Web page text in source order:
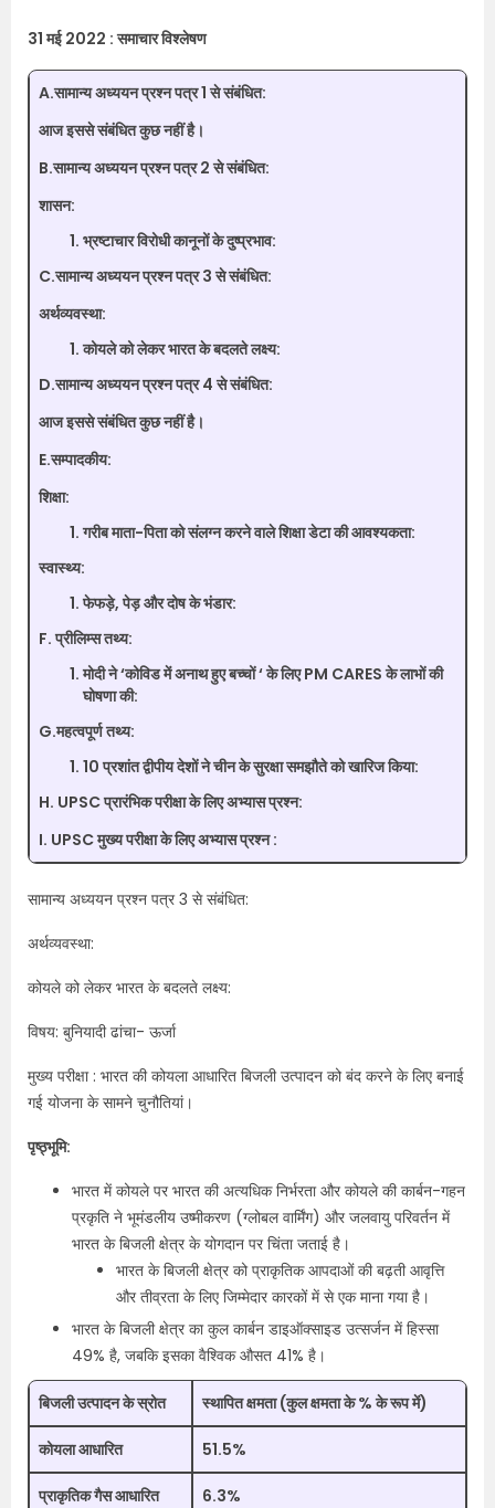
31 मई 2022 : समाचार विश्लेषण
A.सामान्य अध्ययन प्रश्न पत्र 1 से संबंधित:
आज इससे संबंधित कुछ नहीं है।
B.सामान्य अध्ययन प्रश्न पत्र 2 से संबंधित:
शासन:
भ्रष्टाचार विरोधी कानूनों के दुष्‍प्रभाव:
C.सामान्य अध्ययन प्रश्न पत्र 3 से संबंधित:
अर्थव्यवस्था:
कोयले को लेकर भारत के बदलते लक्ष्य:
D.सामान्य अध्ययन प्रश्न पत्र 4 से संबंधित:
आज इससे संबंधित कुछ नहीं है।
E.सम्पादकीय:
शिक्षा:
गरीब माता-पिता को संलग्न करने वाले शिक्षा डेटा की आवश्यकता:
स्वास्थ्य:
फेफड़े, पेड़ और दोष के भंडार:
F. प्रीलिम्स तथ्य:
मोदी ने ‘कोविड में अनाथ हुए बच्चों ‘ के लिए PM CARES के लाभों की
घोषणा की:
G.महत्वपूर्ण तथ्य:
10 प्रशांत द्वीपीय देशों ने चीन के सुरक्षा समझौते को खारिज किया:
H. UPSC प्रारंभिक परीक्षा के लिए अभ्यास प्रश्न:
I. UPSC मुख्य परीक्षा के लिए अभ्यास प्रश्न :
सामान्य अध्ययन प्रश्न पत्र 3 से संबंधित:
अर्थव्यवस्था:
कोयले को लेकर भारत के बदलते लक्ष्य:
विषय: बुनियादी ढांचा- ऊर्जा
मुख्य परीक्षा : भारत की कोयला आधारित बिजली उत्पादन को बंद करने के लिए बनाई
गई योजना के सामने चुनौतियां।
पृष्ठ्भूमि:
भारत में कोयले पर भारत की अत्यधिक निर्भरता और कोयले की कार्बन-गहन
प्रकृति ने भूमंडलीय उष्मीकरण (ग्लोबल वार्मिंग) और जलवायु परिवर्तन में
भारत के बिजली क्षेत्र के योगदान पर चिंता जताई है।
भारत के बिजली क्षेत्र को प्राकृतिक आपदाओं की बढ़ती आवृत्ति
और तीव्रता के लिए जिम्मेदार कारकों में से एक माना गया है।
भारत के बिजली क्षेत्र का कुल कार्बन डाइऑक्साइड उत्सर्जन में हिस्सा
49% है, जबकि इसका वैश्विक औसत 41% है।
बिजली उत्पादन के स्रोत स्थापित क्षमता (कुल क्षमता के % के रूप में)
कोयला आधारित 51.5%
प्राकृतिक गैस आधारित 6.3%